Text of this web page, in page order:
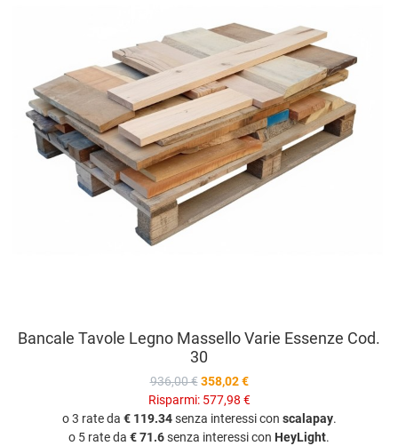
Bancale Tavole Legno Massello Varie Essenze Cod.
30
936,00 € 358,02 €
Risparmi: 577,98 €
o 3 rate da € 119.34senza interessi con scalapay.
o 5 rate da € 71.6senza interessi con HeyLight.